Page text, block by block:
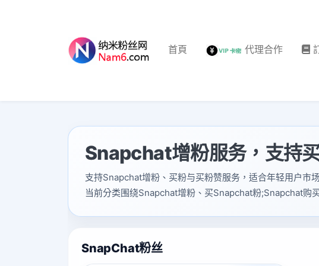
首頁 代理合作
Snapchat增粉服务，支持
支持Snapchat增粉、买粉与买粉赞服务，适合年轻用户市
当前分类围绕Snapchat增粉、买Snapchat粉;Snapchat购
SnapChat粉丝